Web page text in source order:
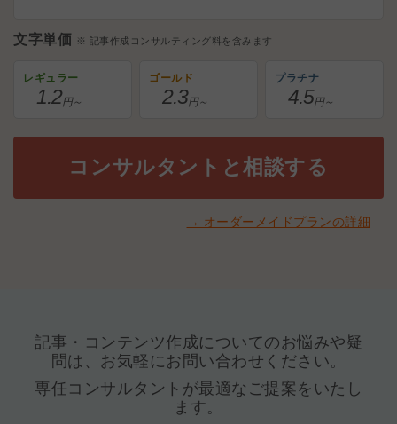
文字単価 ※ 記事作成コンサルティング料を含みます
レギュラー
1.2
ゴールド
2.3
プラチナ
4.5
コンサルタントと相談する
→ オーダーメイドプランの詳細
記事・コンテンツ作成についてのお悩みや疑
問は、お気軽にお問い合わせください。
専任コンサルタントが最適なご提案をいたし
ます。